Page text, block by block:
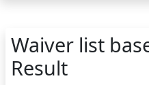
Waiver list
Result